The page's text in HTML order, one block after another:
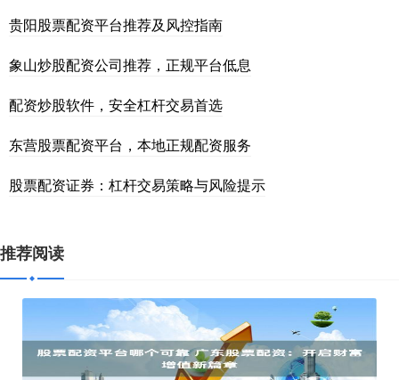
贵阳股票配资平台推荐及风控指南
象山炒股配资公司推荐，正规平台低息
配资炒股软件，安全杠杆交易首选
东营股票配资平台，本地正规配资服务
股票配资证券：杠杆交易策略与风险提示
推荐阅读